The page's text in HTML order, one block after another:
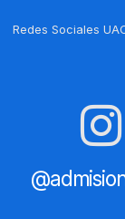
Redes Sociales